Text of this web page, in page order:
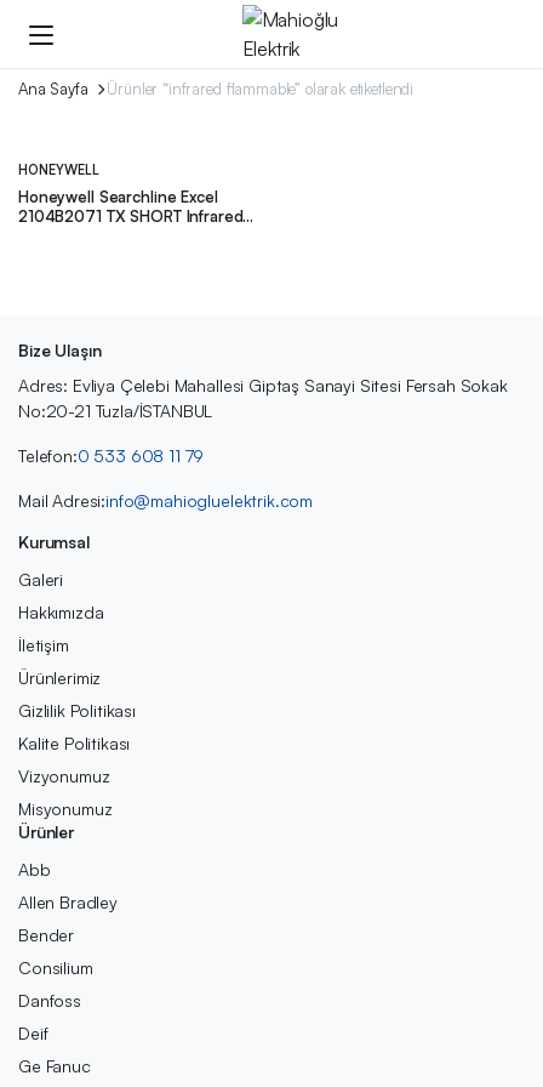
Ana Sayfa Ürünler “infrared flammable” olarak etiketlendi
HONEYWELL
Honeywell Searchline Excel
2104B2071 TX SHORT Infrared
Bize Ulaşın
Adres: Evliya Çelebi Mahallesi Giptaş Sanayi Sitesi Fersah Sokak
No:20-21 Tuzla/İSTANBUL
Telefon:0 533 608 11 79
Mail Adresi:info@mahiogluelektrik.com
Kurumsal
Galeri
Hakkımızda
İletişim
Ürünlerimiz
Gizlilik Politikası
Kalite Politikası
Vizyonumuz
Misyonumuz
Ürünler
Abb
Allen Bradley
Bender
Consilium
Danfoss
Deif
Ge Fanuc